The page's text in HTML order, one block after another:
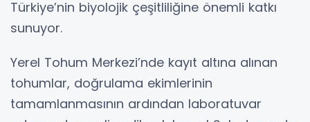
Türkiye’nin biyolojik çeşitliliğine önemli katkı
sunuyor.
Yerel Tohum Merkezi’nde kayıt altına alınan
tohumlar, doğrulama ekimlerinin
tamamlanmasının ardından laboratuvar